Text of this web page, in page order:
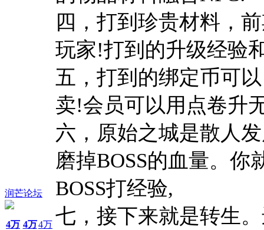
润芒论坛
4万 4万4万
四，打到珍贵材料，
玩家!打到的升级经验
五，打到的绑定币可
卖!会员可以用点卷升
六，原始之城是散人
磨掉BOSS的血量。
BOSS打经验,
七，接下来就是转生